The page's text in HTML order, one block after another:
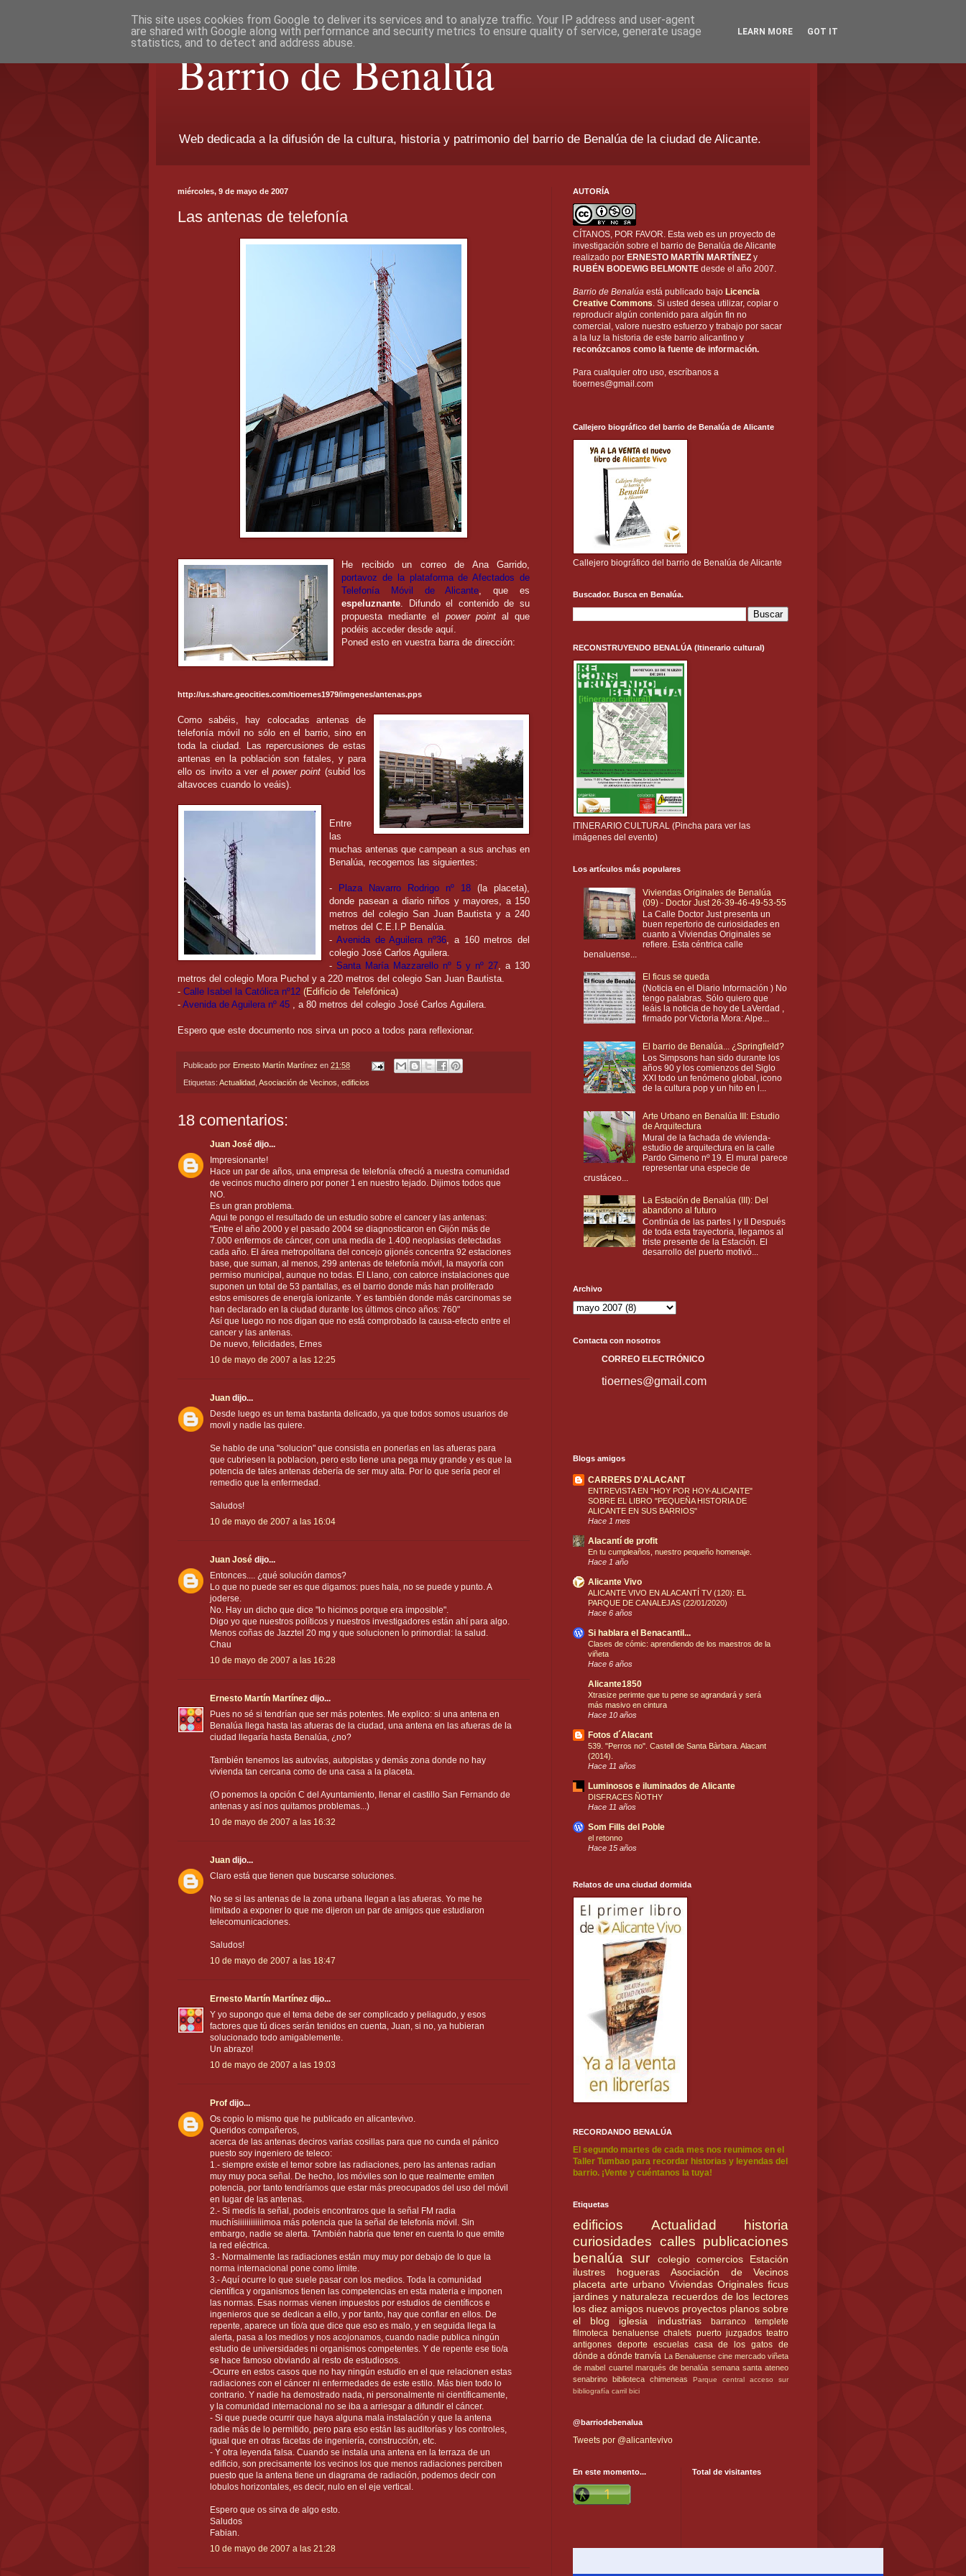
Barrio de Benalúa
Web dedicada a la difusión de la cultura, historia y patrimonio del barrio de Benalúa de la ciudad de Alicante.
miércoles, 9 de mayo de 2007
Las antenas de telefonía
He recibido un correo de Ana Garrido,
portavoz de la plataforma de Afectados de
Telefonía Móvil de Alicante, que es
espeluznante. Difundo el contenido de su
propuesta mediante el power pointal que
podéis acceder desde aquí.
Poned esto en vuestra barra de dirección:
http://us.share.geocities.com/tioernes1979/imgenes/antenas.pps
Como sabéis, hay colocadas antenas de
telefonía móvil no sólo en el barrio, sino en
toda la ciudad. Las repercusiones de estas
antenas en la población son fatales, y para
ello os invito a ver el power point (subid los
altavoces cuando lo veáis).
Entre
las
muchas antenas que campean a sus anchas en
Benalúa, recogemos las siguientes:
- Plaza Navarro Rodrigo nº 18 (la placeta),
donde pasean a diario niños y mayores, a 150
metros del colegio San Juan Bautista y a 240
metros del C.E.I.P Benalúa.
- Avenida de Aguilera nº36, a 160 metros del
colegio José Carlos Aguilera.
- Santa María Mazzarello nº 5 y nº 27, a 130
metros del colegio Mora Puchol y a 220 metros del colegio San Juan Bautista.
- Calle Isabel la Católica nº12 (Edificio de Telefónica)
- Avenida de Aguilera nº 45 , a 80 metros del colegio José Carlos Aguilera.
Espero que este documento nos sirva un poco a todos para reflexionar.
Publicado por Ernesto Martín Martínez en 21:58
Etiquetas: Actualidad, Asociación de Vecinos, edificios
18 comentarios:
Juan José dijo...
Impresionante!
Hace un par de años, una empresa de telefonía ofreció a nuestra comunidad
de vecinos mucho dinero por poner 1 en nuestro tejado. Dijimos todos que
NO.
Es un gran problema.
Aqui te pongo el resultado de un estudio sobre el cancer y las antenas:
"Entre el año 2000 y el pasado 2004 se diagnosticaron en Gijón más de
7.000 enfermos de cáncer, con una media de 1.400 neoplasias detectadas
cada año. El área metropolitana del concejo gijonés concentra 92 estaciones
base, que suman, al menos, 299 antenas de telefonía móvil, la mayoría con
permiso municipal, aunque no todas. El Llano, con catorce instalaciones que
suponen un total de 53 pantallas, es el barrio donde más han proliferado
estos emisores de energía ionizante. Y es también donde más carcinomas se
han declarado en la ciudad durante los últimos cinco años: 760"
Así que luego no nos digan que no está comprobado la causa-efecto entre el
cancer y las antenas.
De nuevo, felicidades, Ernes
10 de mayo de 2007 a las 12:25
Juan dijo...
Desde luego es un tema bastanta delicado, ya que todos somos usuarios de
movil y nadie las quiere.
Se hablo de una "solucion" que consistia en ponerlas en las afueras para
que cubriesen la poblacion, pero esto tiene una pega muy grande y es que la
potencia de tales antenas debería de ser muy alta. Por lo que sería peor el
remedio que la enfermedad.
Saludos!
10 de mayo de 2007 a las 16:04
Juan José dijo...
Entonces.... ¿qué solución damos?
Lo que no puede ser es que digamos: pues hala, no se puede y punto. A
joderse.
No. Hay un dicho que dice "lo hicimos porque era imposible".
Digo yo que nuestros políticos y nuestros investigadores están ahí para algo.
Menos coñas de Jazztel 20 mg y que solucionen lo primordial: la salud.
Chau
10 de mayo de 2007 a las 16:28
Ernesto Martín Martínez dijo...
Pues no sé si tendrían que ser más potentes. Me explico: si una antena en
Benalúa llega hasta las afueras de la ciudad, una antena en las afueras de la
ciudad llegaría hasta Benalúa, ¿no?
También tenemos las autovías, autopistas y demás zona donde no hay
vivienda tan cercana como de una casa a la placeta.
(O ponemos la opción C del Ayuntamiento, llenar el castillo San Fernando de
antenas y así nos quitamos problemas...)
10 de mayo de 2007 a las 16:32
Juan dijo...
Claro está que tienen que buscarse soluciones.
No se si las antenas de la zona urbana llegan a las afueras. Yo me he
limitado a exponer lo que me dijeron un par de amigos que estudiaron
telecomunicaciones.
Saludos!
10 de mayo de 2007 a las 18:47
Ernesto Martín Martínez dijo...
Y yo supongo que el tema debe de ser complicado y peliagudo, y esos
factores que tú dices serán tenidos en cuenta, Juan, si no, ya hubieran
solucionado todo amigablemente.
Un abrazo!
10 de mayo de 2007 a las 19:03
Prof dijo...
Os copio lo mismo que he publicado en alicantevivo.
Queridos compañeros,
acerca de las antenas deciros varias cosillas para que no cunda el pánico
puesto soy ingeniero de teleco:
1.- siempre existe el temor sobre las radiaciones, pero las antenas radian
muy muy poca señal. De hecho, los móviles son lo que realmente emiten
potencia, por tanto tendríamos que estar más preocupados del uso del móvil
en lugar de las antenas.
2.- Si medís la señal, podeis encontraros que la señal FM radia
muchísiiiiiiiiiiiimoa más potencia que la señal de telefonía móvil. Sin
embargo, nadie se alerta. TAmbién habría que tener en cuenta lo que emite
la red eléctrica.
3.- Normalmente las radiaciones están muy muy por debajo de lo que la
norma internacional pone como límite.
3.- Aquí ocurre lo que suele pasar con los medios. Toda la comunidad
científica y organismos tienen las competencias en esta materia e imponen
las normas. Esas normas vienen impuestos por estudios de científicos e
ingenieros que se dedican a ello, y por tanto, hay que confiar en ellos. De
repente, aparece un tío/a que dice que eso es malo, y en seguida llega la
alerta, pasa a los medios y nos acojonamos, cuando nadie publica ningún
estudio de universidades ni organismos competentes. Y de repente ese tio/a
se hace famoso obviando al resto de estudiosos.
-Ocurre en estos casos que no hay ningún estudio en el que relacionen estas
radiaciones con el cáncer ni enfermedades de este estilo. Más bien todo lo
contrario. Y nadie ha demostrado nada, ni personalmente ni científicamente,
y la comunidad internacional no se iba a arriesgar a difundir el cáncer.
- Si que puede ocurrir que haya alguna mala instalación y que la antena
radie más de lo permitido, pero para eso están las auditorías y los controles,
igual que en otras facetas de ingeniería, construcción, etc.
- Y otra leyenda falsa. Cuando se instala una antena en la terraza de un
edificio, son precisamente los vecinos los que menos radiaciones perciben
puesto que la antena tiene un diagrama de radiación, podemos decir con
lobulos horizontales, es decir, nulo en el eje vertical.
Espero que os sirva de algo esto.
Saludos
Fabian.
10 de mayo de 2007 a las 21:28
AUTORÍA
CÍTANOS, POR FAVOR. Esta web es un proyecto de
investigación sobre el barrio de Benalúa de Alicante
realizado por ERNESTO MARTÍN MARTÍNEZ y
RUBÉN BODEWIG BELMONTE desde el año 2007.
Barrio de Benalúa está publicado bajo Licencia
Creative Commons. Si usted desea utilizar, copiar o
reproducir algún contenido para algún fin no
comercial, valore nuestro esfuerzo y trabajo por sacar
a la luz la historia de este barrio alicantino y
reconózcanos como la fuente de información.
Para cualquier otro uso, escríbanos a
tioernes@gmail.com
Callejero biográfico del barrio de Benalúa de Alicante
Callejero biográfico del barrio de Benalúa de Alicante
Buscador. Busca en Benalúa.
RECONSTRUYENDO BENALÚA (Itinerario cultural)
ITINERARIO CULTURAL (Pincha para ver las
imágenes del evento)
Los artículos más populares
Viviendas Originales de Benalúa
(09) - Doctor Just 26-39-46-49-53-55
La Calle Doctor Just presenta un
buen repertorio de curiosidades en
cuanto a Viviendas Originales se
refiere. Esta céntrica calle
benaluense...
El ficus se queda
(Noticia en el Diario Información ) No
tengo palabras. Sólo quiero que
leáis la noticia de hoy de LaVerdad ,
firmado por Victoria Mora: Alpe...
El barrio de Benalúa... ¿Springfield?
Los Simpsons han sido durante los
años 90 y los comienzos del Siglo
XXI todo un fenómeno global, icono
de la cultura pop y un hito en l...
Arte Urbano en Benalúa III: Estudio
de Arquitectura
Mural de la fachada de vivienda-
estudio de arquitectura en la calle
Pardo Gimeno nº 19. El mural parece
representar una especie de
crustáceo...
La Estación de Benalúa (III): Del
abandono al futuro
Continúa de las partes I y II Después
de toda esta trayectoria, llegamos al
triste presente de la Estación. El
desarrollo del puerto motivó...
Archivo
Contacta con nosotros
CORREO ELECTRÓNICO
tioernes@gmail.com
Blogs amigos
CARRERS D'ALACANT
ENTREVISTA EN "HOY POR HOY-ALICANTE"
SOBRE EL LIBRO "PEQUEÑA HISTORIA DE
ALICANTE EN SUS BARRIOS"
Hace 1 mes
Alacantí de profit
En tu cumpleaños, nuestro pequeño homenaje.
Hace 1 año
Alicante Vivo
ALICANTE VIVO EN ALACANTÍ TV (120): EL
PARQUE DE CANALEJAS (22/01/2020)
Hace 6 años
Si hablara el Benacantil...
Clases de cómic: aprendiendo de los maestros de la
viñeta
Hace 6 años
Alicante1850
Xtrasize perimte que tu pene se agrandará y será
más masivo en cintura
Hace 10 años
Fotos d´Alacant
539. "Perros no". Castell de Santa Bàrbara. Alacant
(2014).
Hace 11 años
Luminosos e iluminados de Alicante
DISFRACES ÑOTHY
Hace 11 años
Som Fills del Poble
el retonno
Hace 15 años
Relatos de una ciudad dormida
RECORDANDO BENALÚA
El segundo martes de cada mes nos reunimos en el
Taller Tumbao para recordar historias y leyendas del
barrio. ¡Vente y cuéntanos la tuya!
Etiquetas
edificios Actualidad
historia
curiosidades calles publicaciones
benalúa sur
colegio comercios
Estación
ilustres
hogueras
Asociación de Vecinos
placeta arte urbano Viviendas Originales ficus
jardines y naturaleza recuerdos de los lectores
los diez amigos nuevos proyectos planos sobre
el blog
iglesia industrias barranco
templete
filmoteca benaluense chalets puerto juzgados teatro
antigones deporte escuelas casa de los gatos de
dónde a dónde tranvía La Benaluense cine mercado viñeta
de mabel cuartel marqués de benalúa semana santa ateneo
senabrino
biblioteca chimeneas Parque central
acceso sur
bibliografía carril bici
@barriodebenalua
Tweets por @alicantevivo
En este momento... Total de visitantes
This site uses cookies from Google to deliver its services and to analyze traffic. Your IP address and user-agent
are shared with Google along with performance and security metrics to ensure quality of service, generate usage
statistics, and to detect and address abuse.
LEARN MORE GOT IT